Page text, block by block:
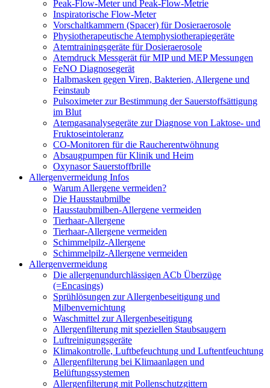
Peak-Flow-Meter und Peak-Flow-Metrie
Inspiratorische Flow-Meter
Vorschaltkammern (Spacer) für Dosieraerosole
Physiotherapeutische Atemphysiotherapiegeräte
Atemtrainingsgeräte für Dosieraerosole
Atemdruck Messgerät für MIP und MEP Messungen
FeNO Diagnosegerät
Halbmasken gegen Viren, Bakterien, Allergene und
Feinstaub
Pulsoximeter zur Bestimmung der Sauerstoffsättigung
im Blut
Atemgasanalysegeräte zur Diagnose von Laktose- und
Fruktoseintoleranz
CO-Monitoren für die Raucherentwöhnung
Absaugpumpen für Klinik und Heim
Oxynasor Sauerstoffbrille
Allergenvermeidung Infos
Warum Allergene vermeiden?
Die Hausstaubmilbe
Hausstaubmilben-Allergene vermeiden
Tierhaar-Allergene
Tierhaar-Allergene vermeiden
Schimmelpilz-Allergene
Schimmelpilz-Allergene vermeiden
Allergenvermeidung
Die allergenundurchlässigen ACb Überzüge
(=Encasings)
Sprühlösungen zur Allergenbeseitigung und
Milbenvernichtung
Waschmittel zur Allergenbeseitigung
Allergenfilterung mit speziellen Staubsaugern
Luftreinigungsgeräte
Klimakontrolle, Luftbefeuchtung und Luftentfeuchtung
Allergenfilterung bei Klimaanlagen und
Belüftungssystemen
Allergenfilterung mit Pollenschutzgittern